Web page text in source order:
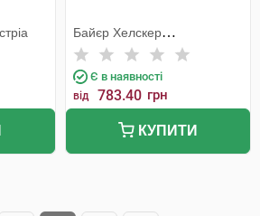
Байєр Хелскер
Мануфактурінг
Є в наявності
від 783.40 грн
КУПИТИ